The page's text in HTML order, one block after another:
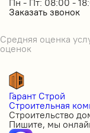
Пн - Пт: 08:00 -
Заказать звонок
Средняя оценка
оценок
Гарант Строй
Строительная
Строительство
Пишите, мы